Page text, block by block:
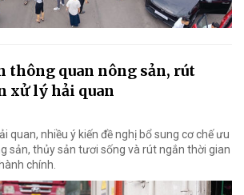
thông quan nông sản, rút
xử lý hải quan
quan, nhiều ý kiến đề nghị bổ sung cơ chế ưu
sản, thủy sản tươi sống và rút ngắn thời gian
chính.